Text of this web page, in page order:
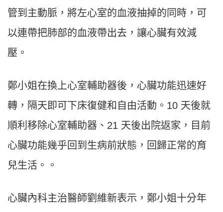
管到主動脈，將左心室的血液抽掉的同時，可
以連帶把肺部的血液帶出去，讓心臟有效減
壓。
鄭小姐在換上心室輔助器後，心臟功能迅速好
轉，隔天即可下床復健和自由活動。10 天後就
順利移除心室輔助器、21 天後出院返家，目前
心臟功能幾乎回到生病前狀態，回歸正常的育
兒生活。。
心臟內科主治醫師劉維新表示，鄭小姐十分年